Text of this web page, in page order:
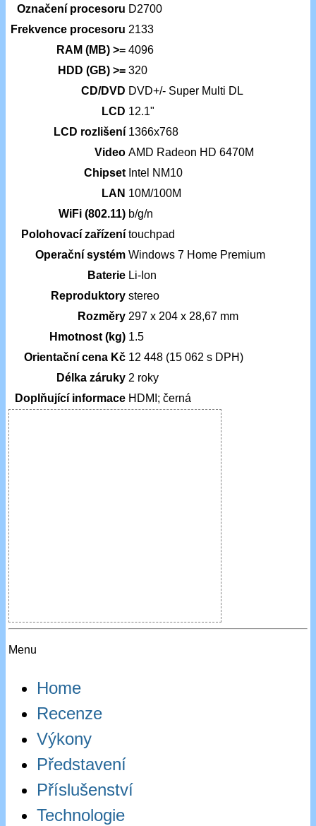
Označení procesoru D2700
Frekvence procesoru 2133
RAM (MB) >= 4096
HDD (GB) >= 320
CD/DVD DVD+/- Super Multi DL
LCD 12.1"
LCD rozlišení 1366x768
Video AMD Radeon HD 6470M
Chipset Intel NM10
LAN 10M/100M
WiFi (802.11) b/g/n
Polohovací zařízení touchpad
Operační systém Windows 7 Home Premium
Baterie Li-Ion
Reproduktory stereo
Rozměry 297 x 204 x 28,67 mm
Hmotnost (kg) 1.5
Orientační cena Kč 12 448 (15 062 s DPH)
Délka záruky 2 roky
Doplňující informace HDMI; černá
Menu
Home
Recenze
Výkony
Představení
Příslušenství
Technologie